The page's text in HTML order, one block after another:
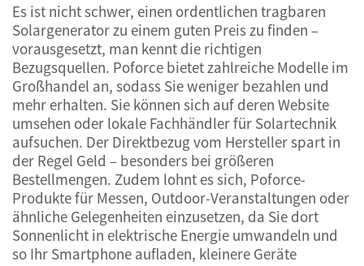
Es ist nicht schwer, einen ordentlichen tragbaren
Solargenerator zu einem guten Preis zu finden –
vorausgesetzt, man kennt die richtigen
Bezugsquellen. Poforce bietet zahlreiche Modelle im
Großhandel an, sodass Sie weniger bezahlen und
mehr erhalten. Sie können sich auf deren Website
umsehen oder lokale Fachhändler für Solartechnik
aufsuchen. Der Direktbezug vom Hersteller spart in
der Regel Geld – besonders bei größeren
Bestellmengen. Zudem lohnt es sich, Poforce-
Produkte für Messen, Outdoor-Veranstaltungen oder
ähnliche Gelegenheiten einzusetzen, da Sie dort
Sonnenlicht in elektrische Energie umwandeln und
so Ihr Smartphone aufladen, kleinere Geräte